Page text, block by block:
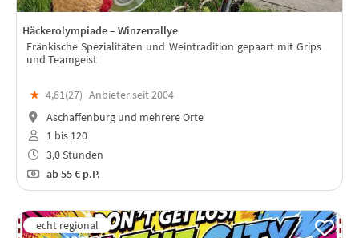
Häckerolympiade – Winzerrallye
Fränkische Spezialitäten und Weintradition gepaart mit Grips
und Teamgeist
★ 4,81(27) Anbieter seit 2004
Aschaffenburg und mehrere Orte
1 bis 120
3,0 Stunden
ab55 € p.P.